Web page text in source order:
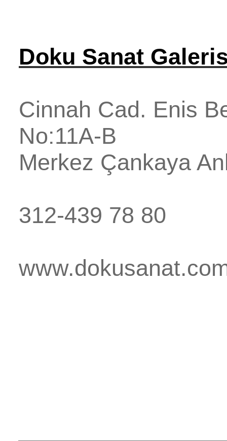
Doku Sanat
Cinnah Cad. Enis
No:11A-B
Merkez Çankaya
312-439 78 80